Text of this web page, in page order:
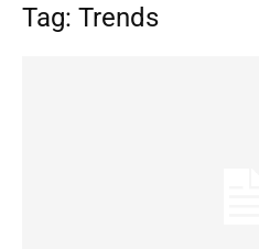
Tag: Trends